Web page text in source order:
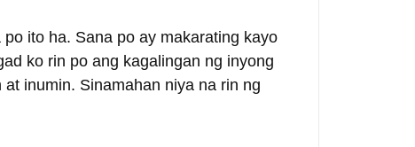
ito ha. Sana po ay makarating kayo
ko rin po ang kagalingan ng inyong
inumin. Sinamahan niya na rin ng